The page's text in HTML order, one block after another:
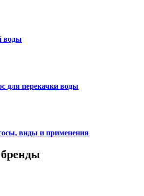
воды
для перекачки воды
виды и применения